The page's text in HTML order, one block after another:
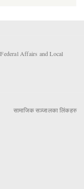
Affairs and Local
सामाजिक सञ्जालका लिंकहरु